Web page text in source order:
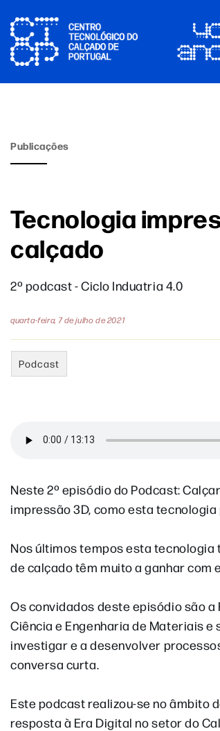
Publicações
Tecnologia
calçado
2º podcast - Ciclo Induatria 4.0
quarta-feira, 7 de julho de 2021
Podcast
Neste 2º episódio do Podcast:
impressão 3D, como esta
Nos últimos tempos esta
de calçado têm muito a ganhar com
Os convidados deste episódio são a
Ciência e Engenharia de Materiais
investigar e a desenvolver
conversa curta.
Este podcast realizou-se no âmbito
resposta à Era Digital no setor do